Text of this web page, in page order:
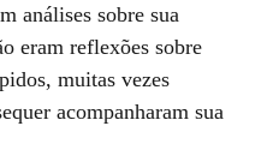
análises sobre sua
eram reflexões sobre
muitas vezes
acompanharam sua